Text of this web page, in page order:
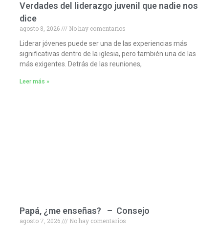
Verdades del liderazgo juvenil que nadie nos
dice
agosto 8, 2026
No hay comentarios
Liderar jóvenes puede ser una de las experiencias más
significativas dentro de la iglesia, pero también una de las
más exigentes. Detrás de las reuniones,
Leer más »
Papá, ¿me enseñas? – Consejo
agosto 7, 2026
No hay comentarios